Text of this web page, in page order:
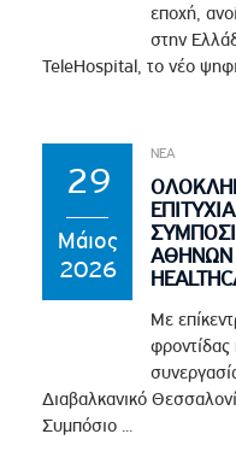
εποχή,
στην
TeleHospital, το νέο
29
Μάιος
2026
ΝΕΑ
ΑΘΗΝΩΝ
Με
φροντίδας
Διαβαλκανικό
Συμπόσιο ...